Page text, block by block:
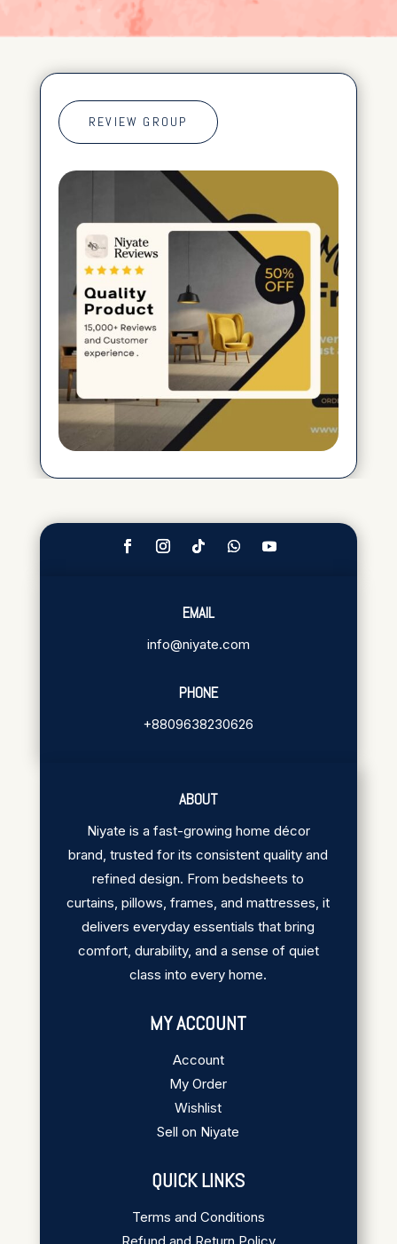
REVIEW GROUP
EMAIL
info@niyate.com
PHONE
+8809638230626
ABOUT
Niyate is a fast-growing home décor
brand, trusted for its consistent quality and
refined design. From bedsheets to
curtains, pillows, frames, and mattresses, it
delivers everyday essentials that bring
comfort, durability, and a sense of quiet
class into every home.
MY ACCOUNT
Account
My Order
Wishlist
Sell on Niyate
QUICK LINKS
Terms and Conditions